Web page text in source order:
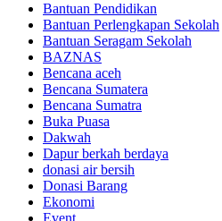
Bantuan Pendidikan
Bantuan Perlengkapan Sekolah
Bantuan Seragam Sekolah
BAZNAS
Bencana aceh
Bencana Sumatera
Bencana Sumatra
Buka Puasa
Dakwah
Dapur berkah berdaya
donasi air bersih
Donasi Barang
Ekonomi